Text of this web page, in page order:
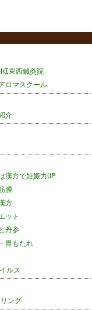
東西鍼灸院
ロマスクール
介
漢方で妊娠力UP
腫
方
ット
丹参
胃もたれ
ルス
ング